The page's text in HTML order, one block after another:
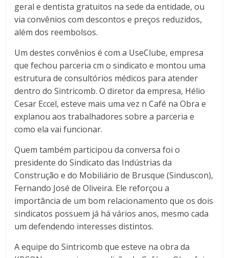
geral e dentista gratuitos na sede da entidade, ou
via convênios com descontos e preços reduzidos,
além dos reembolsos.
Um destes convênios é com a UseClube, empresa
que fechou parceria cm o sindicato e montou uma
estrutura de consultórios médicos para atender
dentro do Sintricomb. O diretor da empresa, Hélio
Cesar Eccel, esteve mais uma vez n Café na Obra e
explanou aos trabalhadores sobre a parceria e
como ela vai funcionar.
Quem também participou da conversa foi o
presidente do Sindicato das Indústrias da
Construção e do Mobiliário de Brusque (Sinduscon),
Fernando José de Oliveira. Ele reforçou a
importância de um bom relacionamento que os dois
sindicatos possuem já há vários anos, mesmo cada
um defendendo interesses distintos.
A equipe do Sintricomb que esteve na obra da